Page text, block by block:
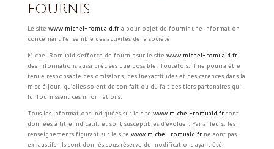
fournis.
Le site www.michel-romuald.fra pour objet de fournir une information
concernant l’ensemble des activités de la société.
Michel Romuald s’efforce de fournir sur le site www.michel-romuald.fr
des informations aussi précises que possible. Toutefois, il ne pourra être
tenue responsable des omissions, des inexactitudes et des carences dans la
mise à jour, qu’elles soient de son fait ou du fait des tiers partenaires qui
lui fournissent ces informations.
Tous les informations indiquées sur le site www.michel-romuald.frsont
données à titre indicatif, et sont susceptibles d’évoluer. Par ailleurs, les
renseignements figurant sur le site www.michel-romuald.frne sont pas
exhaustifs. Ils sont donnés sous réserve de modifications ayant été